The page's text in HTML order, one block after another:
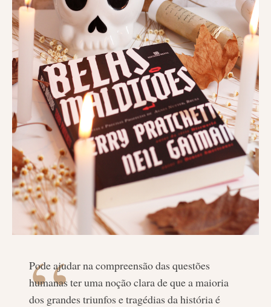
Pode ajudar na compreensão das questões
humanas ter uma noção clara de que a maioria
dos grandes triunfos e tragédias da história é